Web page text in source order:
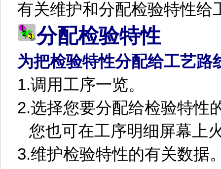
有关维护和分配检验特性给
分配检验特性
为把检验特性分配给工艺路
1.调用工序一览。
2.选择您要分配给检验特性
您也可在工序明细屏幕上
3.维护检验特性的有关数据